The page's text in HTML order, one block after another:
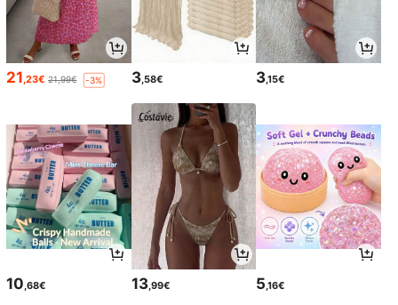
21,23€ 21,99€ -3% 3,58€ 3,15€
10,68€ 13,99€ 5,16€